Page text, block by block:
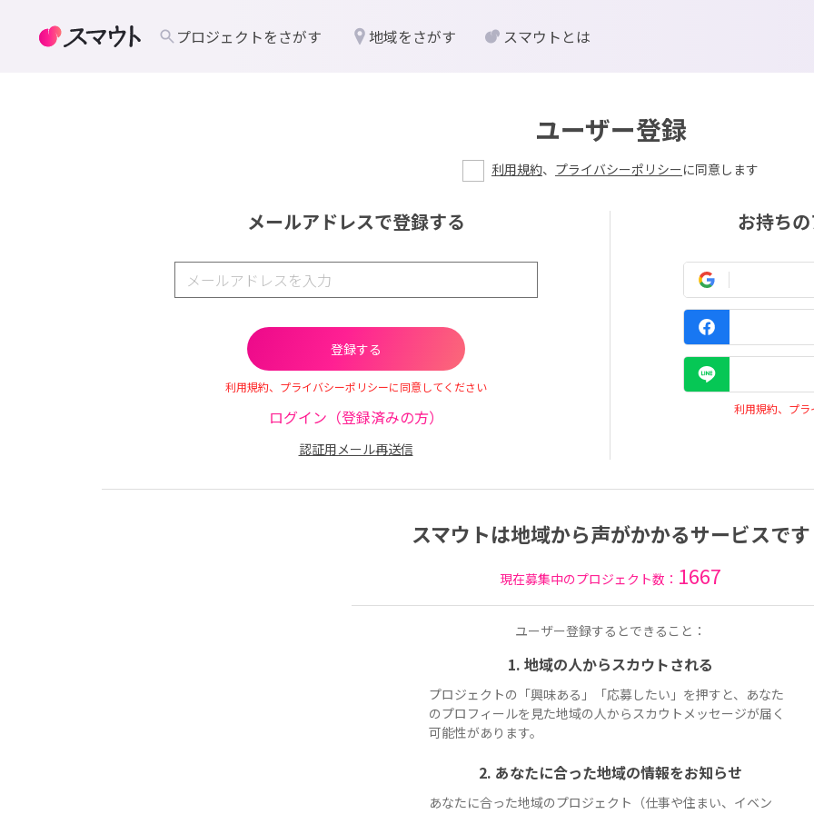
ユーザー登録
利用規約、 プライバシーポリシーに同意します
メールアドレスで登録する
利用規約、プライバシーポリシーに同意してください
ログイン（登録済みの方）
認証用メール再送信
お持ち
利用規約、プ
スマウトは地域から声がかかるサービスです
現在募集中のプロジェクト数： 1667
ユーザー登録するとできること：
1. 地域の人からスカウトされる
プロジェクトの「興味ある」「応募したい」を押すと、あなた
のプロフィールを見た地域の人からスカウトメッセージが届く
可能性があります。
2. あなたに合った地域の情報をお知らせ
あなたに合った地域のプロジェクト（仕事や住まい、イベン
プロジェクトをさがす 地域をさがす スマウトとは